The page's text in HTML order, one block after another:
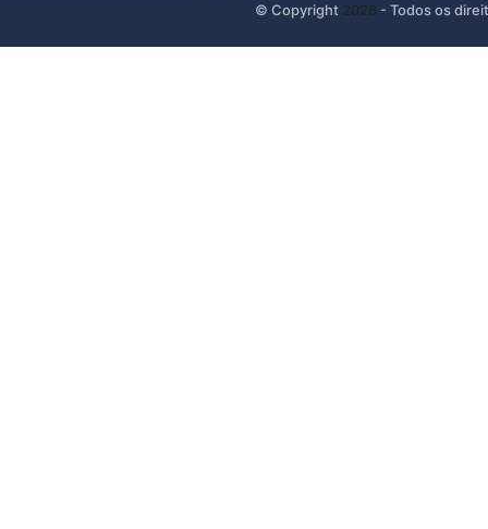
© Copyright 2026 - Todos os